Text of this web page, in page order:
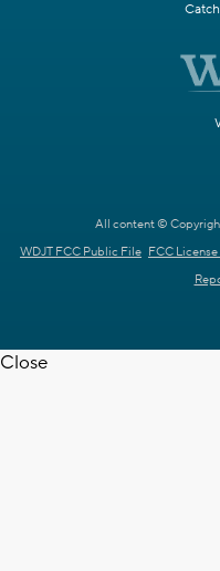
All content ©
WDJT FCC Public File FCC License
Close